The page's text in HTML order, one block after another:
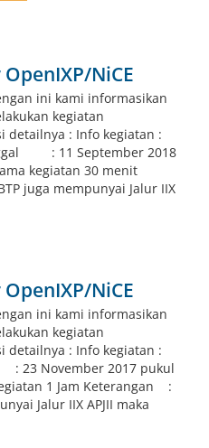
NiCE
ini kami informasikan
kegiatan
detailnya : Info kegiatan :
: 11 September 2018
kegiatan 30 menit
juga mempunyai Jalur IIX
NiCE
ini kami informasikan
kegiatan
detailnya : Info kegiatan :
23 November 2017 pukul
1 Jam Keterangan :
Jalur IIX APJII maka